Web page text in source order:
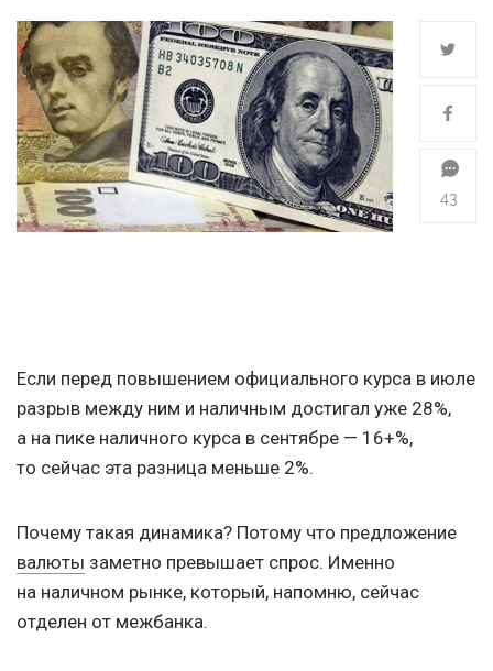
43
Если перед повышением официального курса в июле
разрыв между ним и наличным достигал уже 28%,
а на пике наличного курса в сентябре — 16+%,
то сейчас эта разница меньше 2%.
Почему такая динамика? Потому что предложение
валюты заметно превышает спрос. Именно
на наличном рынке, который, напомню, сейчас
отделен от межбанка.